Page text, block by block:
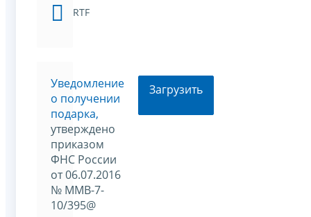
RTF
Уведомление
о получении
подарка,
утверждено
приказом
ФНС России
от 06.07.2016
№ ММВ-7-
10/395@
Загрузить